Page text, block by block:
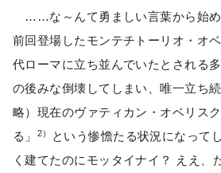
……な～んて勇ましい言葉から始め
前回登場したモンテチトーリオ・オ
代ローマに立ち並んでいたとされる
の後みな倒壊してしまい、唯一立ち
略）現在のヴァティカン・オベリス
る」
2）
という惨憺たる状況になって
く建てたのにモッタイナイ？ ええ、